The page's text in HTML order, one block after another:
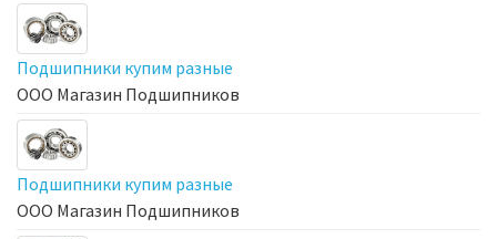
Подшипники купим разные
ООО Магазин Подшипников
Подшипники купим разные
ООО Магазин Подшипников